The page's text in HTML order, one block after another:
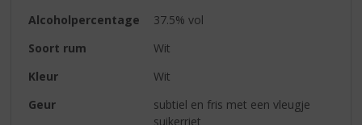
Alcoholpercentage
37.5% vol
Soort rum
Wit
Kleur
Wit
Geur
subtiel en fris met een vleugje
suikerriet